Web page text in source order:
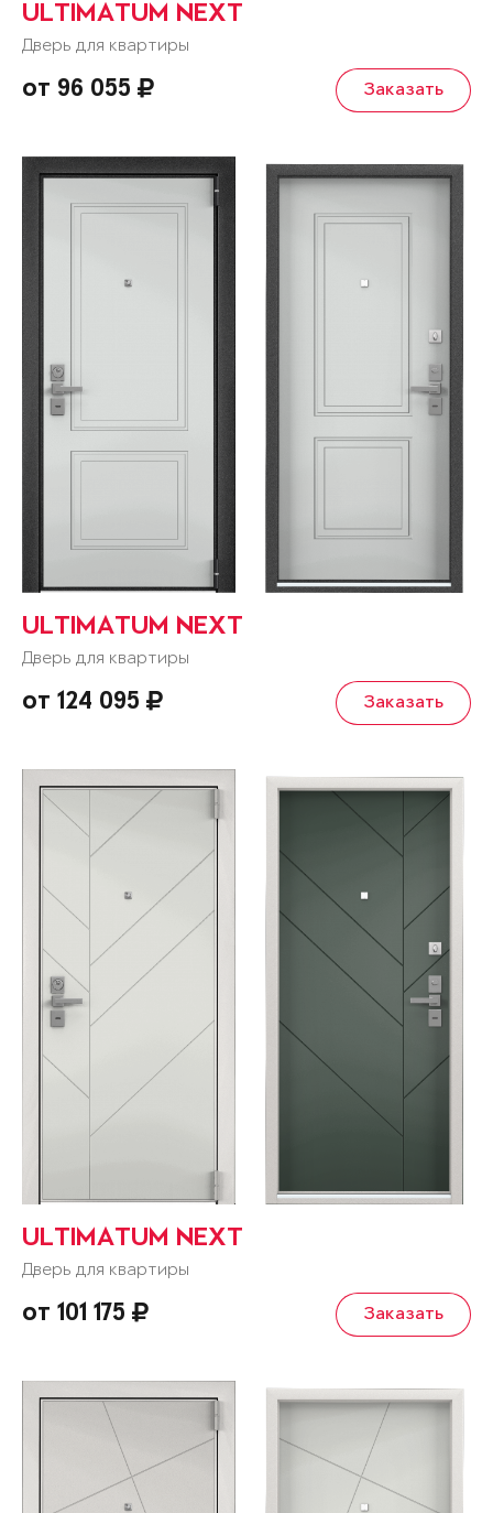
ULTIMATUM NEXT
Дверь для квартиры
от 96 055 Заказать
ULTIMATUM NEXT
Дверь для квартиры
от 124 095 Заказать
ULTIMATUM NEXT
Дверь для квартиры
от 101 175 Заказать